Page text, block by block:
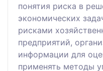
понятия риска в
экономических
рисками
предприятий,
информации для
применять методы